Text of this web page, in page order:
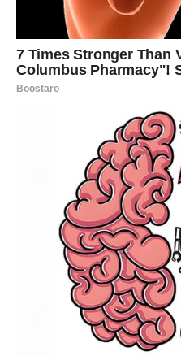
Finansijska
Vaš trud konačno počinje
Poruka zvijezda
Vrijeme je da tražite ono
DJEVICA
Finansijska
Pametne odluke sada vam
Poruka zvijezda